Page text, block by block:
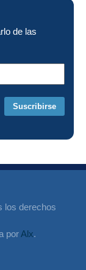
de las
los derechos
porAlx.